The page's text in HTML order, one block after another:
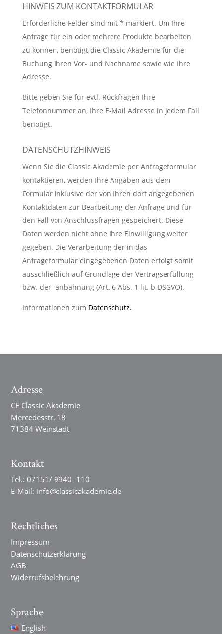
HINWEIS ZUM KONTAKTFORMULAR
Erforderliche Felder sind mit * markiert. Um Ihre
Anfrage für ein oder mehrere Produkte bearbeiten
zu können, benötigt die Classic Akademie für die
Buchung Ihren Vor- und Nachname sowie wie Ihre
Adresse.
Bitte geben Sie für evtl. Rückfragen Ihre
Telefonnummer an, Ihre E-Mail Adresse in jedem Fall
benötigt.
DATENSCHUTZHINWEIS
Wenn Sie die Classic Akademie per Anfrageformular
kontaktieren, werden Ihre Angaben aus dem
Formular inklusive der von Ihren dort angegebenen
Kontaktdaten zur Bearbeitung der Anfrage und für
den Fall von Anschlussfragen gespeichert. Diese
Daten werden nicht ohne Ihre Einwilligung weiter
gegeben. Die Verarbeitung der in das
Anfrageformular eingegebenen Daten erfolgt somit
ausschließlich auf Grundlage der Vertragserfüllung
bzw. der -anbahnung (Art. 6 Abs. 1 lit. b DSGVO).
Informationen zum Datenschutz.
Adresse
CF Classic Akademie
Mercedesstr. 18
71384 Weinstadt
Kontakt
Tel.:07151/ 9940- 110
E-Mail: info@classicakademie.de
Rechtliches
Impressum
Datenschutzerklärung
AGB
Widerrufsbelehrung
Sprache
English